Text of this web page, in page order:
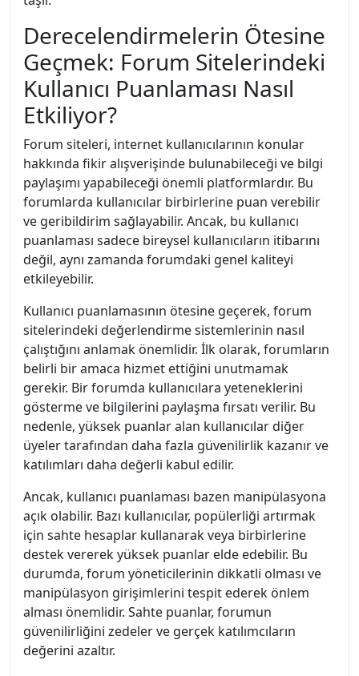
Derecelendirmelerin Ötesine
Geçmek: Forum Sitelerindeki
Kullanıcı Puanlaması Nasıl
Etkiliyor?
Forum siteleri, internet kullanıcılarının konular
hakkında fikir alışverişinde bulunabileceği ve bilgi
paylaşımı yapabileceği önemli platformlardır. Bu
forumlarda kullanıcılar birbirlerine puan verebilir
ve geribildirim sağlayabilir. Ancak, bu kullanıcı
puanlaması sadece bireysel kullanıcıların itibarını
değil, aynı zamanda forumdaki genel kaliteyi
etkileyebilir.
Kullanıcı puanlamasının ötesine geçerek, forum
sitelerindeki değerlendirme sistemlerinin nasıl
çalıştığını anlamak önemlidir. İlk olarak, forumların
belirli bir amaca hizmet ettiğini unutmamak
gerekir. Bir forumda kullanıcılara yeteneklerini
gösterme ve bilgilerini paylaşma fırsatı verilir. Bu
nedenle, yüksek puanlar alan kullanıcılar diğer
üyeler tarafından daha fazla güvenilirlik kazanır ve
katılımları daha değerli kabul edilir.
Ancak, kullanıcı puanlaması bazen manipülasyona
açık olabilir. Bazı kullanıcılar, popülerliği artırmak
için sahte hesaplar kullanarak veya birbirlerine
destek vererek yüksek puanlar elde edebilir. Bu
durumda, forum yöneticilerinin dikkatli olması ve
manipülasyon girişimlerini tespit ederek önlem
alması önemlidir. Sahte puanlar, forumun
güvenilirliğini zedeler ve gerçek katılımcıların
değerini azaltır.